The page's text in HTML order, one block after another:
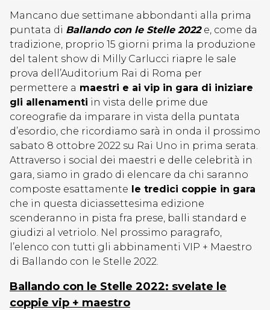
Mancano due settimane abbondanti alla prima
puntata di Ballando con le Stelle 2022 e, come da
tradizione, proprio 15 giorni prima la produzione
del talent show di Milly Carlucci riapre le sale
prova dell’Auditorium Rai di Roma per
permettere a maestri e ai vip in gara di iniziare
gli allenamenti in vista delle prime due
coreografie da imparare in vista della puntata
d’esordio, che ricordiamo sarà in onda il prossimo
sabato 8 ottobre 2022 su Rai Uno in prima serata.
Attraverso i social dei maestri e delle celebrità in
gara, siamo in grado di elencare da chi saranno
composte esattamente le tredici coppie in gara
che in questa diciassettesima edizione
scenderanno in pista fra prese, balli standard e
giudizi al vetriolo. Nel prossimo paragrafo,
l’elenco con tutti gli abbinamenti VIP + Maestro
di Ballando con le Stelle 2022.
Ballando con le Stelle 2022: svelate le
coppie vip + maestro